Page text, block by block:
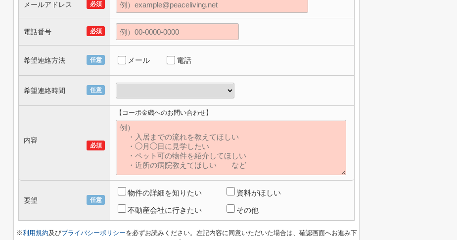
必須
メールアドレス
必須
電話番号
任意
希望連絡方法 メール 電話
任意
希望連絡時間
必須
内容
【コーポ金磯へのお問い合わせ】
任意
要望
物件の詳細を知りたい 資料がほしい
不動産会社に行きたい その他
※利用規約及びプライバシーポリシーを必ずお読みください。左記内容に同意いただいた場合は、確認画面へお進み下